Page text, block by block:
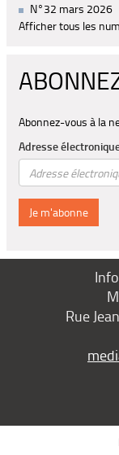
N°32 mars 2026
Afficher tous les
Abonnez-vous à la
Adresse
Je m'abonne
Rue